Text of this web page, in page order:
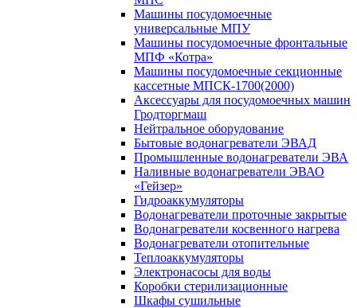
Машины посудомоечные
универсальные МПУ
Машины посудомоечные фронтальные
МПФ «Котра»
Машины посудомоечные секционные
кассетные МПСК-1700(2000)
Аксессуары для посудомоечных машин
Гродторгмаш
Нейтральное оборудование
Бытовые водонагреватели ЭВАД
Промышленные водонагреватели ЭВА
Наливные водонагреватели ЭВАО
«Гейзер»
Гидроаккумуляторы
Водонагреватели проточные закрытые
Водонагреватели косвенного нагрева
Водонагреватели отопительные
Теплоаккумуляторы
Электронасосы для воды
Коробки стерилизационные
Шкафы сушильные